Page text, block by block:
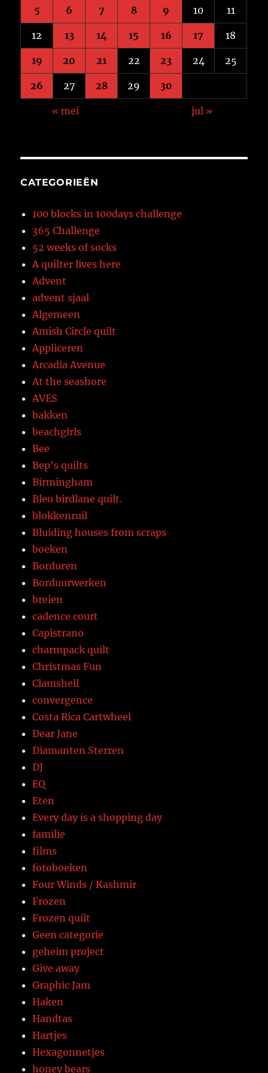
5 6 7 8 9 10 11
12 13 14 15 16 17 18
19 20 21 22 23 24 25
26 27 28 29 30
« mei jul »
CATEGORIEËN
100 blocks in 100days challenge
365 Challenge
52 weeks of socks
A quilter lives here
Advent
advent sjaal
Algemeen
Amish Circle quilt
Appliceren
Arcadia Avenue
At the seashore
AVES
bakken
beachgirls
Bee
Bep's quilts
Birmingham
Bleu birdlane quilt.
blokkenruil
Bluiding houses from scraps
boeken
Borduren
Borduurwerken
breien
cadence court
Capistrano
charmpack quilt
Christmas Fun
Clamshell
convergence
Costa Rica Cartwheel
Dear Jane
Diamanten Sterren
DJ
EQ
Eten
Every day is a shopping day
familie
films
fotoboeken
Four Winds / Kashmir
Frozen
Frozen quilt
Geen categorie
geheim project
Give away
Graphic Jam
Haken
Handtas
Hartjes
Hexagonnetjes
honey bears